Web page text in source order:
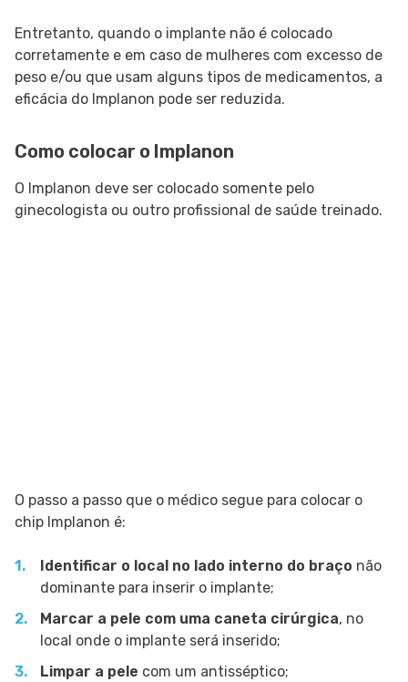
Entretanto, quando o implante não é colocado
corretamente e em caso de mulheres com excesso de
peso e/ou que usam alguns tipos de medicamentos, a
eficácia do Implanon pode ser reduzida.
Como colocar o Implanon
O Implanon deve ser colocado somente pelo
ginecologista ou outro profissional de saúde treinado.
O passo a passo que o médico segue para colocar o
chip Implanon é:
Identificar o local no lado interno do braço não
dominante para inserir o implante;
Marcar a pele com uma caneta cirúrgica, no
local onde o implante será inserido;
Limpar a pele com um antisséptico;